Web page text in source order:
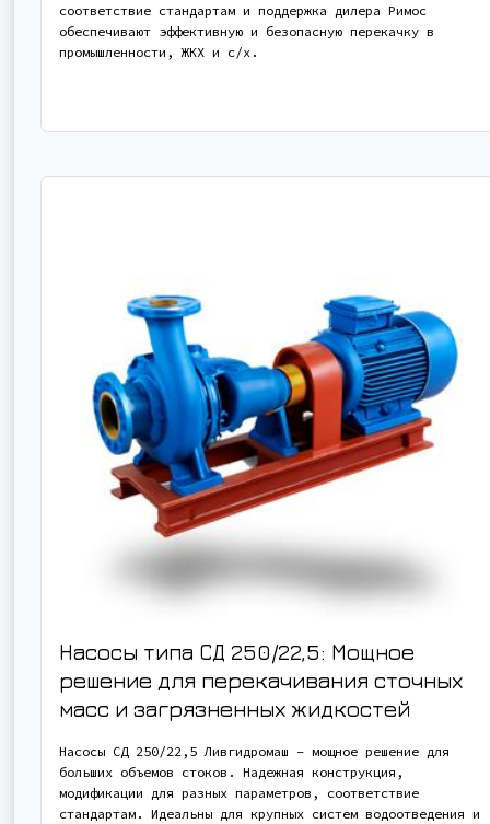
соответствие стандартам и поддержка дилера Римос
обеспечивают эффективную и безопасную перекачку в
промышленности, ЖКХ и с/х.
Насосы типа СД 250/22,5: Мощное
решение для перекачивания сточных
масс и загрязненных жидкостей
Насосы СД 250/22,5 Ливгидромаш – мощное решение для
больших объемов стоков. Надежная конструкция,
модификации для разных параметров, соответствие
стандартам. Идеальны для крупных систем водоотведения и